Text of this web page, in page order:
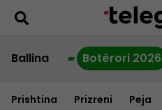
Ballina Botërori 2026
Prishtina Prizreni Peja